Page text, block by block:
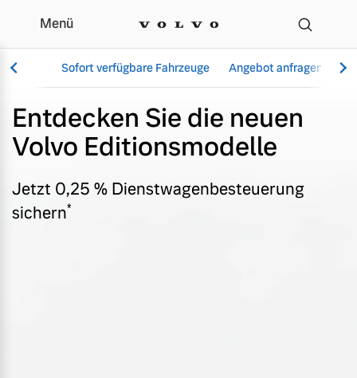
Editionsmodelle -
Menü
Sofort verfügbare Fahrzeuge Angebot anfragen
6 Modelle
Entdecken Sie die neuen
Volvo Editionsmodelle
Jetzt 0,25 % Dienstwagenbesteuerung
sichern*